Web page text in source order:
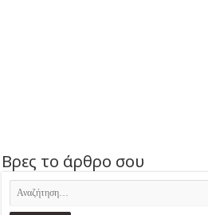
Βρες το άρθρο σου